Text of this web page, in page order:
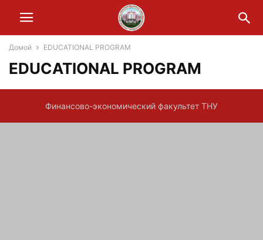
Домой EDUCATIONAL PROGRAM
EDUCATIONAL PROGRAM
Финансово-экономический факультет ТНУ